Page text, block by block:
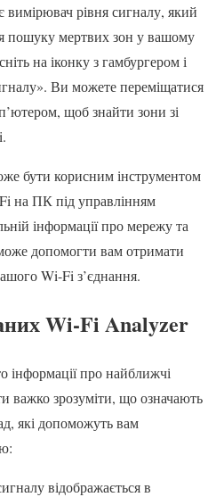
вимірювач рівня сигналу, який
пошуку мертвих зон у вашому
на іконку з гамбургером і
Ви можете переміщатися
щоб знайти зони зі
бути корисним інструментом
на ПК під управлінням
інформації про мережу та
допомогти вам отримати
Wi-Fi з’єднання.
Wi-Fi Analyzer
інформації про найближчі
важко зрозуміти, що означають
які допоможуть вам
відображається в